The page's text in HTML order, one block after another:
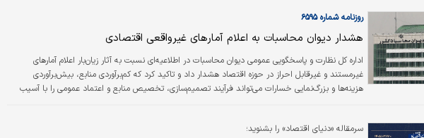
روزنامه شماره ۶۵۹۵
هشدار دیوان محاسبات به اعلام آمارهای غیرواقعی اقتصادی
اداره‌ کل نظارت و پاسخگویی عمومی دیوان محاسبات در اطلاعیه‌ای نسبت به آثار زیان‌بار اعلام آمارهای
غیرمستند و غیرقابل احراز در حوزه اقتصاد هشدار داد و تاکید کرد که کم‌برآوردی منابع، بیش‌برآوردی
هزینه‌ها و بزرگ‌نمایی خسارات می‌تواند فرآیند تصمیم‌سازی، تخصیص منابع و اعتماد عمومی را با آسیب
نامتوازن…
سرمقاله «دنیای اقتصاد» را بشنوید؛